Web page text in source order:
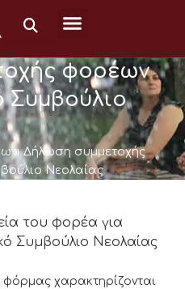
φορέων
Συμβούλιο
»Δήλωση συμμετοχής
Νεολαίας
του φορέα για
Συμβούλιο Νεολαίας
χαρακτηρίζονται